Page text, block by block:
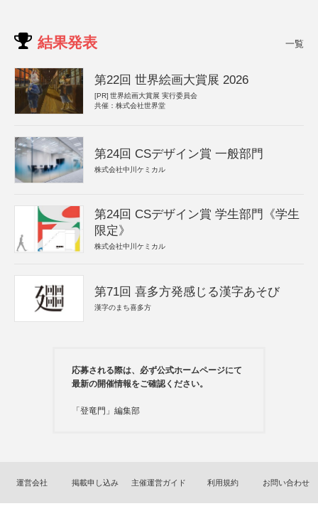
結果発表 一覧
第22回 世界絵画大賞展 2026
[PR] 世界絵画大賞展 実行委員会
共催：株式会社世界堂
第24回 CSデザイン賞 一般部門
株式会社中川ケミカル
第24回 CSデザイン賞 学生部門《学生
限定》
株式会社中川ケミカル
第71回 喜多方発感じる漢字あそび
漢字のまち喜多方
応募される際は、必ず公式ホームページにて
最新の開催情報をご確認ください。
「登竜門」編集部
運営会社 掲載申し込み 主催運営ガイド 利用規約 お問い合わせ